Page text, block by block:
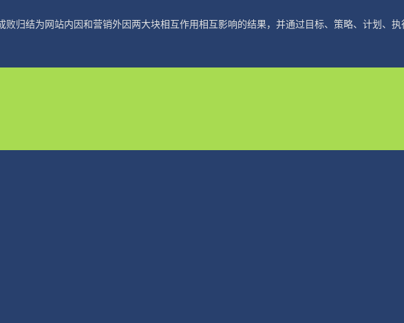
归结为网站内因和营销外因两大块相互作用相互影响的结果，并通过目标、策略、计划、执